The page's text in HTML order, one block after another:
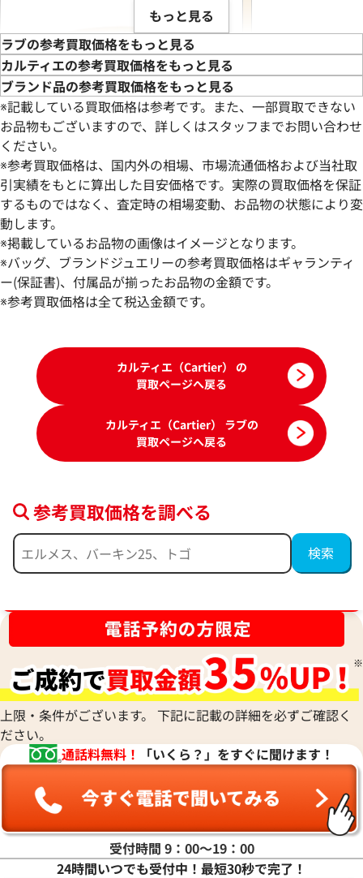
カルティエ ラブ リング
参考買取価格
283,000円
2026年4月17日時点
カルティエ ラブ
参考買取価格
275,000
カルティエ ラブサークル ネックレス
273,000円
2026年4月17日時点
カルティエ ラブ
270,000円
2026年5月17日時
もっと見る
ラブの参考買取価格をもっと見る
カルティエの参考買取価格をもっと見る
ブランド品の参考買取価格をもっと見る
※記載している買取価格は参考です。また、一部買取できない
お品物もございますので、詳しくはスタッフまでお問い合わせ
ください。
※参考買取価格は、国内外の相場、市場流通価格および当社取
引実績をもとに算出した目安価格です。実際の買取価格を保証
するものではなく、査定時の相場変動、お品物の状態により変
動します。
※掲載しているお品物の画像はイメージとなります。
※バッグ、ブランドジュエリーの参考買取価格はギャランティ
ー(保証書)、付属品が揃ったお品物の金額です。
※参考買取価格は全て税込金額です。
カルティエ（Cartier） の
買取ページへ戻る
カルティエ（Cartier） ラブの
買取ページへ戻る
参考買取価格を調べる
上限・条件がございます。 下記に記載の詳細を必ずご確認く
ださい。
通話料無料！
「いくら？」をすぐに聞けます！
受付時間 9：00〜19：00
24時間いつでも受付中！最短30秒で完了！